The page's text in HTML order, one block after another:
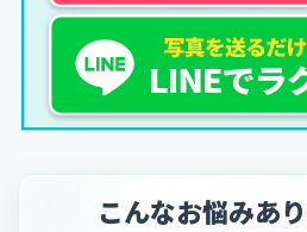
こんなお悩みあ